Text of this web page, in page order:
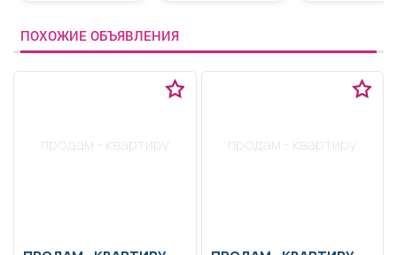
ПОХОЖИЕ ОБЪЯВЛЕНИЯ
продам - квартиру продам - квартиру